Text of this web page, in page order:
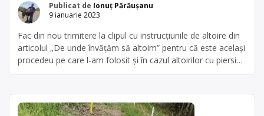
Publicat de Ionuț Părăușanu
9 ianuarie 2023
Fac din nou trimitere la clipul cu instrucțiunile de altoire din
articolul „De unde învățăm să altoim” pentru că este același
procedeu pe care l-am folosit și în cazul altoirilor cu piersic